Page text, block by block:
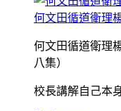
何文田循道衛理
何文田循道衛理
八集）
校長講解自己本